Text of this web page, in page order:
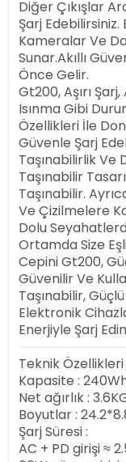
Diğer Çıkışlar
Şarj
Kameralar Ve
Sunar.Akıllı
Önce Gelir.
Gt200, Aşırı Şarj,
Isınma Gibi
Özellikleri İle
Güvenle Şarj
Taşınabilirlik Ve
Taşınabilir
Taşınabilir.
Ve Çizilmelere
Dolu
Ortamda Size
Cepini Gt200,
Güvenilir Ve
Taşınabilir,
Elektronik
Enerjiyle Şarj
Teknik Özellikleri
Kapasite :
Net ağırlık :
Boyutlar :
Şarj Süresi :
AC + PD girişi ≈